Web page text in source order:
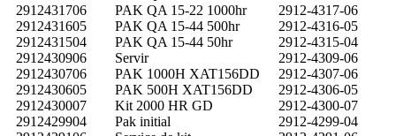
2912431706
PAK QA 15-22 1000hr
2912-4317-06
2912431605
PAK QA 15-44 500hr
2912-4316-05
2912431504
PAK QA 15-44 50hr
2912-4315-04
2912430906
Servir
2912-4309-06
2912430706
PAK 1000H XAT156DD
2912-4307-06
2912430605
PAK 500H XAT156DD
2912-4306-05
2912430007
Kit 2000 HR GD
2912-4300-07
2912429904
Pak initial
2912-4299-04